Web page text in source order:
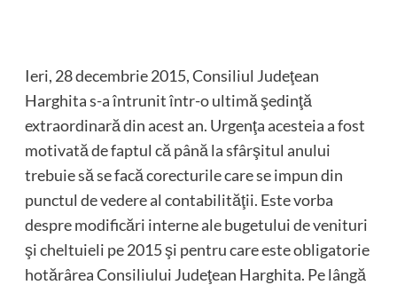
Ieri, 28 decembrie 2015, Consiliul Judeţean
Harghita s-a întrunit într-o ultimă şedinţă
extraordinară din acest an. Urgenţa acesteia a fost
motivată de faptul că până la sfârşitul anului
trebuie să se facă corecturile care se impun din
punctul de vedere al contabilităţii. Este vorba
despre modificări interne ale bugetului de venituri
şi cheltuieli pe 2015 şi pentru care este obligatorie
hotărârea Consiliului Judeţean Harghita. Pe lângă